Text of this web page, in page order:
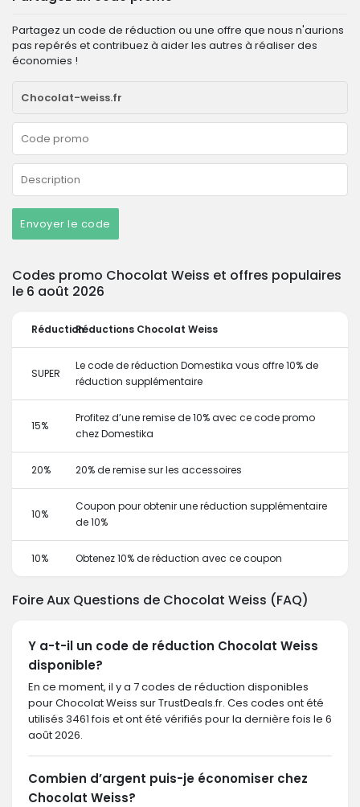
Partagez un code de réduction ou une offre que nous n'aurions
pas repérés et contribuez à aider les autres à réaliser des
économies !
Envoyer le code
Codes promo Chocolat Weiss et offres populaires
le 6 août 2026
RéductionRéductions Chocolat Weiss
SUPER
Le code de réduction Domestika vous offre 10% de
réduction supplémentaire
15%
Profitez d’une remise de 10% avec ce code promo
chez Domestika
20% 20% de remise sur les accessoires
10%
Coupon pour obtenir une réduction supplémentaire
de 10%
10% Obtenez 10% de réduction avec ce coupon
Foire Aux Questions de Chocolat Weiss (FAQ)
Y a-t-il un code de réduction Chocolat Weiss
disponible?
En ce moment, il y a 7 codes de réduction disponibles
pour Chocolat Weiss sur TrustDeals.fr. Ces codes ont été
utilisés 3461 fois et ont été vérifiés pour la dernière fois le 6
août 2026.
Combien d’argent puis-je économiser chez
Chocolat Weiss?